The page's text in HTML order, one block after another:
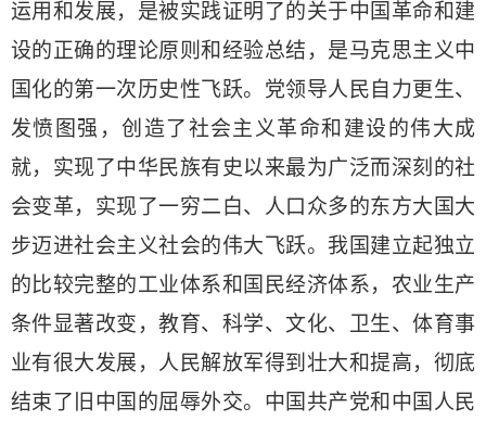
运用和发展，是被实践证明了的关于中国革命和建
设的正确的理论原则和经验总结，是马克思主义中
国化的第一次历史性飞跃。党领导人民自力更生、
发愤图强，创造了社会主义革命和建设的伟大成
就，实现了中华民族有史以来最为广泛而深刻的社
会变革，实现了一穷二白、人口众多的东方大国大
步迈进社会主义社会的伟大飞跃。我国建立起独立
的比较完整的工业体系和国民经济体系，农业生产
条件显著改变，教育、科学、文化、卫生、体育事
业有很大发展，人民解放军得到壮大和提高，彻底
结束了旧中国的屈辱外交。中国共产党和中国人民